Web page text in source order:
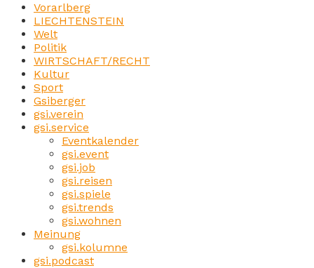
Vorarlberg
LIECHTENSTEIN
Welt
Politik
WIRTSCHAFT/RECHT
Kultur
Sport
Gsiberger
gsi.verein
gsi.service
Eventkalender
gsi.event
gsi.job
gsi.reisen
gsi.spiele
gsi.trends
gsi.wohnen
Meinung
gsi.kolumne
gsi.podcast